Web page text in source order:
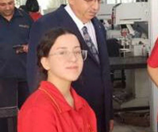
Laçin
Mecitözü
Oğuzlar